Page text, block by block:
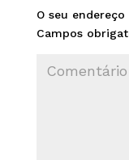
O seu
Campos